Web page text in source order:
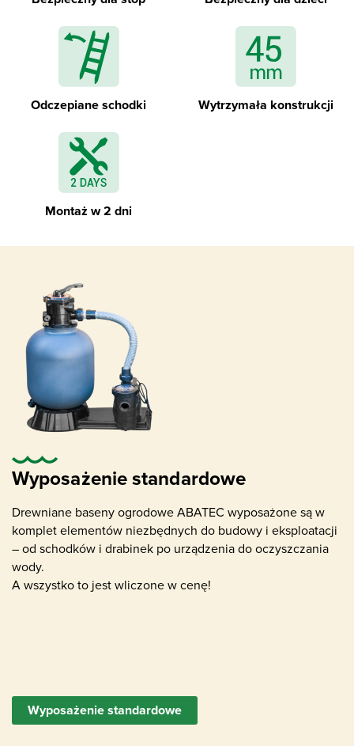
Odczepiane schodki Wytrzymała konstrukcji
Montaż w 2 dni
Wyposażenie standardowe
Drewniane baseny ogrodowe ABATEC wyposażone są w
komplet elementów niezbędnych do budowy i eksploatacji
– od schodków i drabinek po urządzenia do oczyszczania
wody.
A wszystko to jest wliczone w cenę!
Wyposażenie standardowe
Geowłóknina izolująca ścianki i dno basenu
Specjalistyczna folia basenowa - liner - z
Pompa wodna z filtrem piaskowym
odpowiednia dla rozmiaru basenu
powierzchni wody)
Dysze napływowe